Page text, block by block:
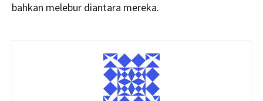
bahkan melebur diantara mereka.